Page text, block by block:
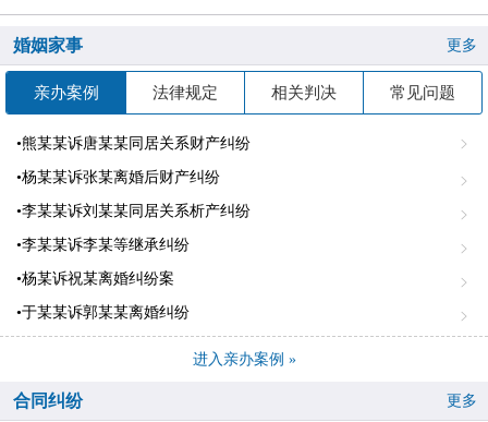
婚姻家事 更多
亲办案例 法律规定 相关判决 常见问题
•熊某某诉唐某某同居关系财产纠纷
•杨某某诉张某离婚后财产纠纷
•李某某诉刘某某同居关系析产纠纷
•李某某诉李某等继承纠纷
•杨某诉祝某离婚纠纷案
•于某某诉郭某某离婚纠纷
进入亲办案例 »
合同纠纷 更多